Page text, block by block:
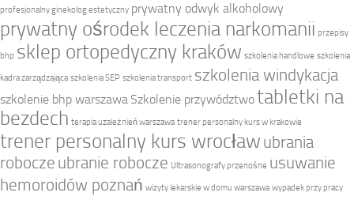
profesjonalny ginekolog estetyczny prywatny odwyk alkoholowy
prywatny ośrodek leczenia narkomanii przepisy
bhp sklep ortopedyczny kraków szkolenia handlowe szkolenia
kadra zarządzająca szkolenia SEP szkolenia transport szkolenia windykacja
szkolenie bhp warszawa Szkolenie przywództwotabletki na
bezdech terapia uzależnień warszawa trener personalny kurs w krakowie
trener personalny kurs wrocław ubrania
robocze ubranie robocze Ultrasonografy przenośne usuwanie
hemoroidów poznań wizyty lekarskie w domu warszawa wypadek przy pracy